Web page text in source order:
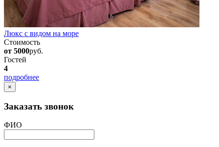
Люкс с видом на море
Стоимость
от 5000руб.
Гостей
4
подробнее
×
Заказать звонок
ФИО